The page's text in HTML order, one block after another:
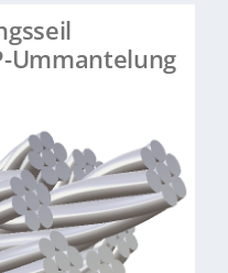
Ummantelung
6×7+WSC:
mm;
6×19+WSC:
6–12
verschleißarm
6×36WS+WC:
mm;